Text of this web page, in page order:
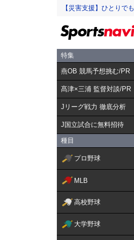
【災害支援】ひとりで
特集
燕OB 競馬予想挑む/PR
髙津×三浦 監督対談/PR
Jリーグ戦力 徹底分析
J国立試合に無料招待
種目
プロ野球
MLB
高校野球
大学野球